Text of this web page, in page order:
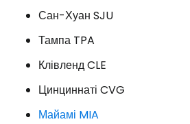
Сан-Хуан SJU
Тампа TPA
Клівленд CLE
Цинциннаті CVG
Майамі MIA